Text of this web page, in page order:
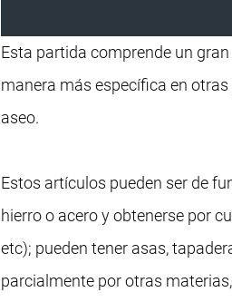
Esta partida comprende un
manera más específica en
aseo.
Estos artículos pueden ser de
hierro o acero y obtenerse por
etc); pueden tener asas,
parcialmente por otras